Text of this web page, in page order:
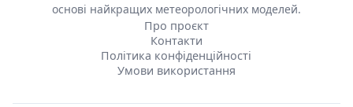
основі найкращих метеорологічних моделей.
Про проєкт
Контакти
Політика конфіденційності
Умови використання